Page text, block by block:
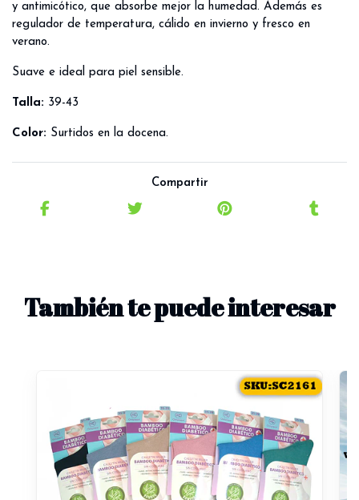
y antimicótico, que absorbe mejor la humedad. Además es
regulador de temperatura, cálido en invierno y fresco en
verano.
Suave e ideal para piel sensible.
Talla: 39-43
Color: Surtidos en la docena.
Compartir
También te puede interesar